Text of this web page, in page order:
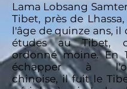
Lama Lobsang
Tibet, près de Lhassa,
l'âge de quinze ans, il
études au Tibet,
ordonné moine. En
échapper à
chinoise, il fuit le